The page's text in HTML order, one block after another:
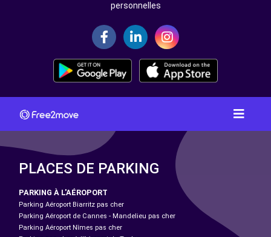
personnelles
PLACES DE PARKING
PARKING À L'AÉROPORT
Parking Aéroport Biarritz pas cher
Parking Aéroport de Cannes - Mandelieu pas cher
Parking Aéroport Nîmes pas cher